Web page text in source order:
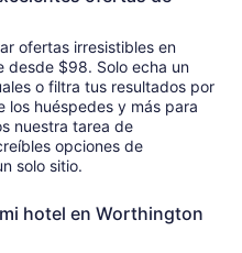
ofertas irresistibles en
desde $98. Solo echa un
o filtra tus resultados por
los huéspedes y más para
nuestra tarea de
opciones de
solo sitio.
hotel en Worthington